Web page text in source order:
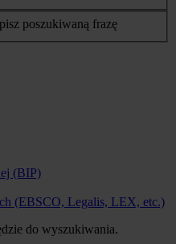
poszukiwaną frazę
(BIP)
(EBSCO, Legalis, LEX, etc.)
do wyszukiwania.